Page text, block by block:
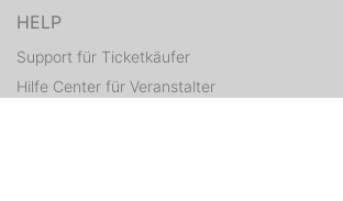
HELP
Support für Ticketkäufer
Hilfe Center für Veranstalter